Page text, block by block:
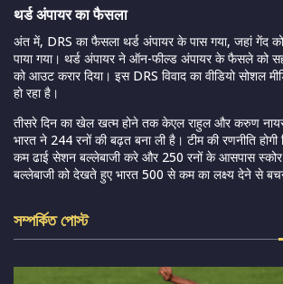
थर्ड अंपायर का फैसला
अंत में, DRS का फैसला थर्ड अंपायर के पास गया, जहां गेंद
पाया गया। थर्ड अंपायर ने ऑन-फील्ड अंपायर के फैसले को
को आउट करार दिया। इस DRS विवाद का वीडियो सोशल
हो रहा है।
तीसरे दिन का खेल खत्म होने तक केएल राहुल और करुण
भारत ने 244 रनों की बढ़त बना ली है। टीम की रणनीति
कम ढाई सेशन बल्लेबाजी करे और 250 रनों के आसपास
बल्लेबाजी को देखते हुए भारत 500 से कम का लक्ष्य देने से
সম্পর্কিত পোস্ট